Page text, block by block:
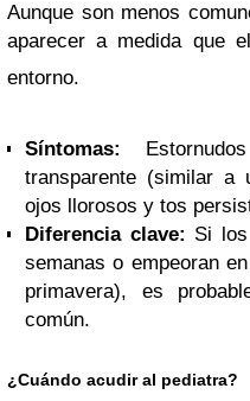
Aunque son menos
aparecer a medida que
entorno.
Síntomas:
transparente (similar a
ojos llorosos y tos
Diferencia clave: Si
semanas o empeoran
primavera), es
común.
¿Cuándo acudir al pediatra?